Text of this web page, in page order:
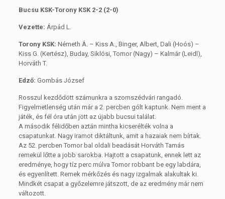
Bucsu KSK-Torony KSK 2-2 (2-0)
Vezette: Árpád L.
Torony KSK: Németh Á. – Kiss A., Binger, Albert, Dali (Hoós) –
Kiss G. (Kertész), Buday, Siklósi, Tomor (Nagy) – Kalmár (Leidl),
Horváth T.
Edző: Gombás József
Rosszul kezdődött számunkra a szomszédvári rangadó.
Figyelmetlenség után már a 2. percben gólt kaptunk. Nem ment a
játék, és fél óra után jött az újabb bucsui találat.
A második félidőben aztán mintha kicserélték volna a
csapatunkat. Nagy iramot diktáltunk, amit a hazaiak nem bírtak.
Az 52. percben Tomor bal oldali beadását Horváth Tamás
remekül lőtte a jobb sarokba. Hajtott a csapatunk, ennek lett az
eredménye, hogy tíz perc múlva Tomor robbant be egy labdára,
és egyenlített. Remek mérkőzés és nagy izgalmak alakultak ki.
Mindkét csapat a győzelemre játszott, de az eredmény már nem
változott.